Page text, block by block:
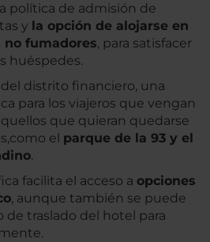
política de admisión de
y la opción de alojarse en
no fumadores, para satisfacer
huéspedes.
distrito financiero, una
para los viajeros que vengan
que quieran quedarse
el parque de la 93 y el
.
facilita el acceso a opciones
, aunque también se puede
de traslado del hotel para